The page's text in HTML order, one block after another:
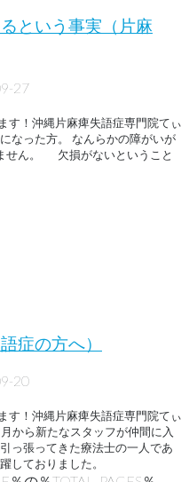
という事実（片麻
27
す！沖縄片麻痺失語症専門院てぃ
った方。 なんらかの障がいが
せん。 欠損がないということ
症の方へ）
20
す！沖縄片麻痺失語症専門院てぃ
ら新たなスタッフが仲間に入
っ張ってきた療法士の一人であ
しておりました。